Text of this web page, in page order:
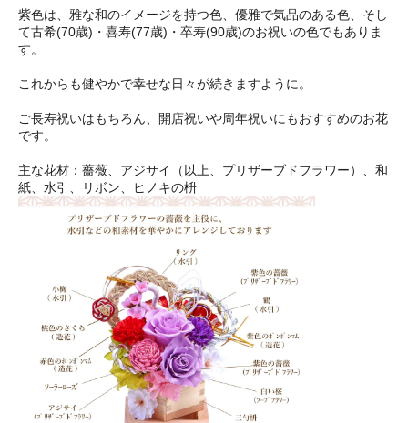
紫色は、雅な和のイメージを持つ色、優雅で気品のある色、そし
て古希(70歳)・喜寿(77歳)・卒寿(90歳)のお祝いの色でもありま
す。
これからも健やかで幸せな日々が続きますように。
ご長寿祝いはもちろん、開店祝いや周年祝いにもおすすめのお花
です。
主な花材：薔薇、アジサイ（以上、プリザーブドフラワー）、和
紙、水引、リボン、ヒノキの枡